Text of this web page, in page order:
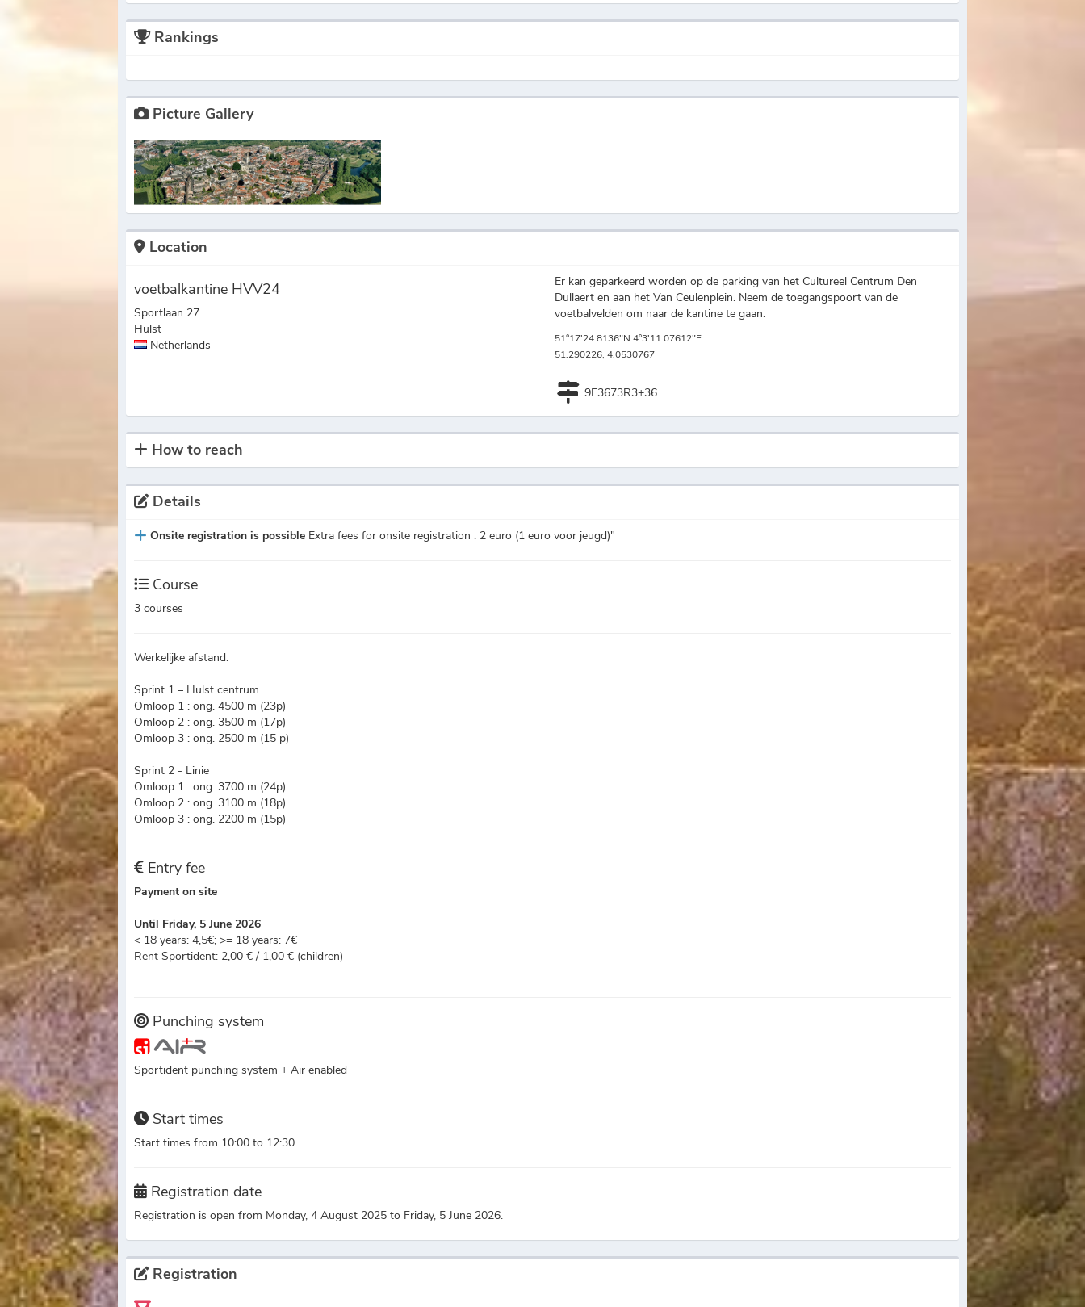
Rankings
Picture Gallery
Location
voetbalkantine HVV24
Sportlaan 27
Hulst
Netherlands
Er kan geparkeerd worden op de parking van het Cultureel Centrum Den
Dullaert en aan het Van Ceulenplein. Neem de toegangspoort van de
voetbalvelden om naar de kantine te gaan.
51°17'24.8136"N 4°3'11.07612"E
51.290226, 4.0530767
9F3673R3+36
How to reach
Details
Onsite registration is possible Extra fees for onsite registration : 2 euro (1 euro voor jeugd)"
Course
3 courses
Werkelijke afstand:
Sprint 1 – Hulst centrum
Omloop 1 : ong. 4500 m (23p)
Omloop 2 : ong. 3500 m (17p)
Omloop 3 : ong. 2500 m (15 p)
Sprint 2 - Linie
Omloop 1 : ong. 3700 m (24p)
Omloop 2 : ong. 3100 m (18p)
Omloop 3 : ong. 2200 m (15p)
Entry fee
Payment on site
Until Friday, 5 June 2026
< 18 years: 4,5€; >= 18 years: 7€
Rent Sportident: 2,00 € / 1,00 € (children)
Punching system
Sportident punching system + Air enabled
Start times
Start times from 10:00 to 12:30
Registration date
Registration is open from Monday, 4 August 2025 to Friday, 5 June 2026.
Registration